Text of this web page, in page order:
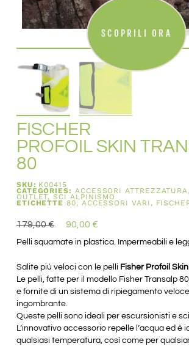
FISCHER
PROFOIL SKIN
80
SKU: K00415
CATEGORIES: ACCESSORI ATTREZZATURA,
OUTLET,SCI ALPINISMO
ETICHETTE 80, ACCESSORI VARI ,
179,00€ 90,00 €
Pelli squamate in plastica. Impermeabili e
Salite più veloci con le pelli Fisher Profoil
Le pelli, fatte per il modello Fisher Transalp
e fornite di un sistema di ripiegamento
ingombrante.
Queste pelli sono ideali per escursionisti e
L’innovativo accessorio repelle l’acqua ed è
qualsiasi temperatura, così come per
SCOPRILI ORA